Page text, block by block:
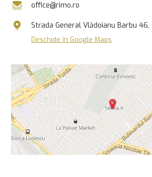
office@rimo.ro
Strada General Vlădoianu Barbu
Deschide în Google Maps